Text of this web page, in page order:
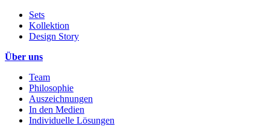
Sets
Kollektion
Design Story
Über uns
Team
Philosophie
Auszeichnungen
In den Medien
Individuelle Lösungen